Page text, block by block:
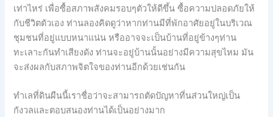
เท่าไหร่ เพื่อซื้อสภาพสังคมรอบๆตัวให้ดีขึ้น ซื้อความปลอดภัยให้
กับชีวิตตัวเอง ท่านลองคิดดูว่าหากท่านมีที่พักอาศัยอยู่ในบริเวณ
ชุมชนที่อยู่แบบหนาแน่น หรืออาจจะเป็นบ้านที่อยู่ข้างๆท่าน
ทะเลาะกันทำเสียงดัง ท่านจะอยู่บ้านนั้นอย่างมีความสุขไหม มัน
จะส่งผลกับสภาพจิตใจของท่านอีกด้วยเช่นกัน
ทำเลที่ดินผืนนี้เราชื่อว่าจะสามารถตัดปัญหาที่นส่วนใหญ่เป็น
กังวลและตอบสนองท่านได้เป็นอย่างมาก